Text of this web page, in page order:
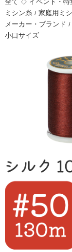
全て ◇ イベント・特
ミシン糸 / 家庭用ミ
メーカー・ブランド /
小口サイズ